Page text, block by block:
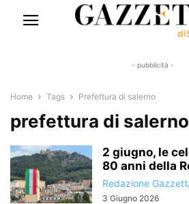
- pubblicità -
Home Tags Prefettura di salerno
prefettura di salerno
2 giugno, le
80 anni della
Redazione
3 Giugno 2026